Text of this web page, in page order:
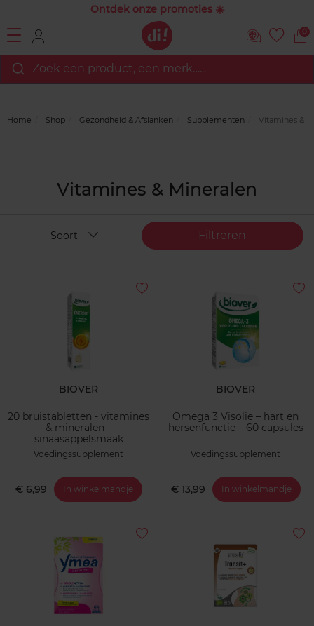
Ontdek onze promoties ☀️
0
Zoek een product, een merk…...
Home Shop Gezondheid & Afslanken Supplementen Vitamines &
Vitamines & Mineralen
Filtreren
Soort
BIOVER
20 bruistabletten - vitamines
& mineralen –
sinaasappelsmaak
Voedingssupplement
€ 6,99 In winkelmandje
BIOVER
Omega 3 Visolie – hart en
hersenfunctie – 60 capsules
Voedingssupplement
€ 13,99 In winkelmandje